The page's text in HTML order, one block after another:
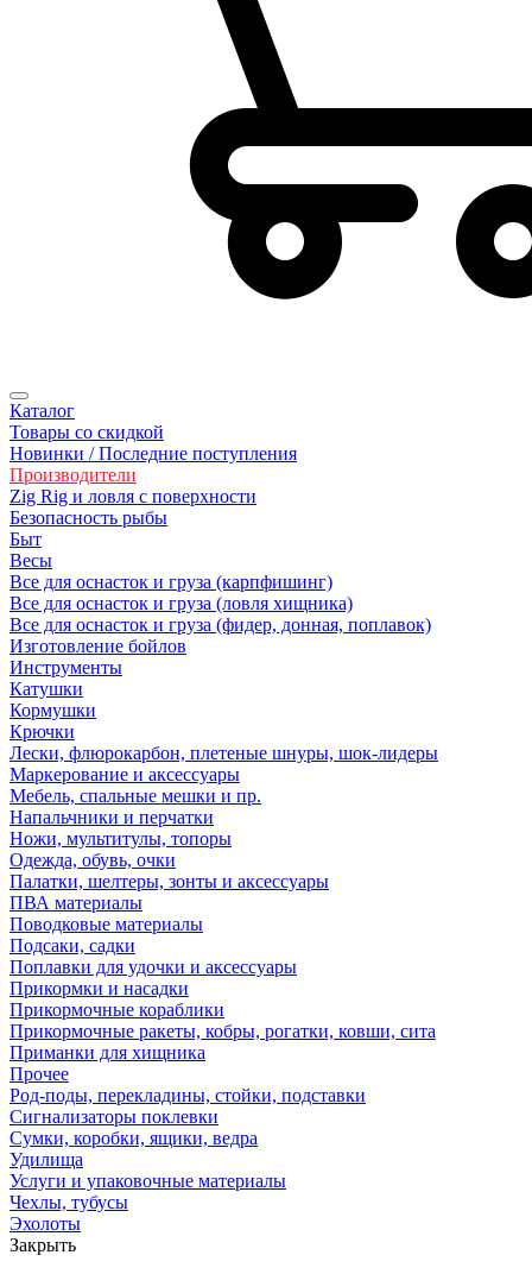
Каталог
Товары со скидкой
Новинки / Последние поступления
Производители
Zig Rig и ловля с поверхности
Безoпасность рыбы
Быт
Весы
Все для оснасток и груза (карпфишинг)
Все для оснасток и груза (ловля хищника)
Все для оснасток и груза (фидер, донная, поплавок)
Изготовление бойлов
Инструменты
Катушки
Кормушки
Крючки
Лески, флюрокарбон, плетеные шнуры, шок-лидеры
Маркерование и аксессуары
Мебель, спальные мешки и пр.
Напальчники и перчатки
Ножи, мультитулы, топоры
Одежда, обувь, очки
Палатки, шелтеры, зонты и аксессуары
ПВА материалы
Поводковые материалы
Подсаки, садки
Поплавки для удочки и аксессуары
Прикормки и насадки
Прикормочные кораблики
Прикормочные ракеты, кобры, рогатки, ковши, сита
Приманки для хищника
Прочее
Род-поды, перекладины, стойки, подставки
Сигнализаторы поклевки
Сумки, коробки, ящики, ведра
Удилища
Услуги и упаковочные материалы
Чехлы, тубусы
Эхолоты
Закрыть